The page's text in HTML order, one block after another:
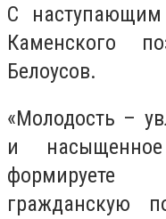
С
Каменского
Белоусов.
«Молодость –
и
гражданскую